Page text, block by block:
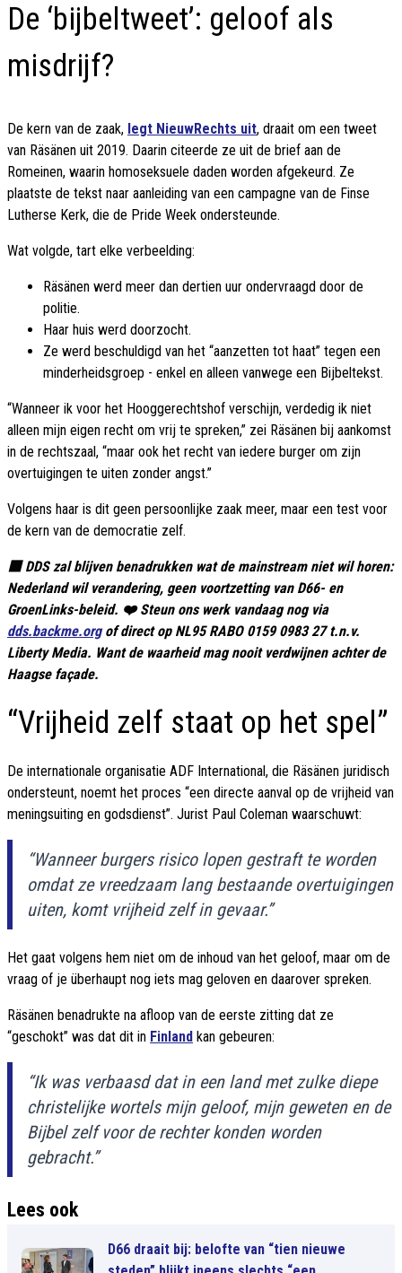
De ‘bijbeltweet’: geloof als
misdrijf?
De kern van de zaak, legt NieuwRechts uit, draait om een tweet
van Räsänen uit 2019. Daarin citeerde ze uit de brief aan de
Romeinen, waarin homoseksuele daden worden afgekeurd. Ze
plaatste de tekst naar aanleiding van een campagne van de Finse
Lutherse Kerk, die de Pride Week ondersteunde.
Wat volgde, tart elke verbeelding:
Räsänen werd meer dan dertien uur ondervraagd door de
politie.
Haar huis werd doorzocht.
Ze werd beschuldigd van het “aanzetten tot haat” tegen een
minderheidsgroep - enkel en alleen vanwege een Bijbeltekst.
“Wanneer ik voor het Hooggerechtshof verschijn, verdedig ik niet
alleen mijn eigen recht om vrij te spreken,” zei Räsänen bij aankomst
in de rechtszaal, “maar ook het recht van iedere burger om zijn
overtuigingen te uiten zonder angst.”
Volgens haar is dit geen persoonlijke zaak meer, maar een test voor
de kern van de democratie zelf.
🟥 DDS zal blijven benadrukken wat de mainstream niet wil horen:
Nederland wil verandering, geen voortzetting van D66- en
GroenLinks-beleid. ❤️ Steun ons werk vandaag nog via
dds.backme.orgof direct op NL95 RABO 0159 0983 27 t.n.v.
Liberty Media. Want de waarheid mag nooit verdwijnen achter de
Haagse façade.
“Vrijheid zelf staat op het spel”
De internationale organisatie ADF International, die Räsänen juridisch
ondersteunt, noemt het proces “een directe aanval op de vrijheid van
meningsuiting en godsdienst”. Jurist Paul Coleman waarschuwt:
“Wanneer burgers risico lopen gestraft te worden
omdat ze vreedzaam lang bestaande overtuigingen
uiten, komt vrijheid zelf in gevaar.”
Het gaat volgens hem niet om de inhoud van het geloof, maar om de
vraag of je überhaupt nog iets mag geloven en daarover spreken.
Räsänen benadrukte na afloop van de eerste zitting dat ze
“geschokt” was dat dit in Finland kan gebeuren:
“Ik was verbaasd dat in een land met zulke diepe
christelijke wortels mijn geloof, mijn geweten en de
Bijbel zelf voor de rechter konden worden
gebracht.”
Lees ook
D66 draait bij: belofte van “tien nieuwe